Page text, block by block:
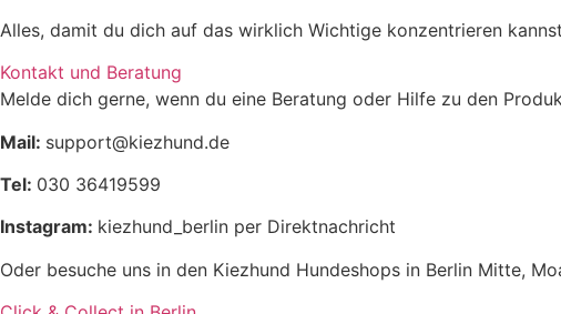
L : Windspiele 6–7 kg
XL: kräftigere Windspiele ab 7 kg
Alles, damit du dich auf das wirklich Wichtige konzentrieren
Kontakt und Beratung
Melde dich gerne, wenn du eine Beratung oder Hilfe zu den
Mail: support@kiezhund.de
Tel: 030 36419599
Instagram: kiezhund_berlin per Direktnachricht
Oder besuche uns in den Kiezhund Hundeshops in Berlin Mitte,